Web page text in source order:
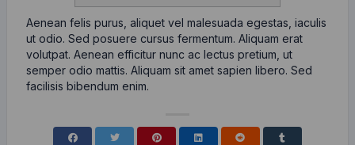
Aenean felis purus, aliquet vel malesuada egestas, iaculis
ut odio. Sed posuere cursus fermentum. Aliquam erat
volutpat. Aenean efficitur nunc ac lectus pretium, ut
semper odio mattis. Aliquam sit amet sapien libero. Sed
facilisis bibendum enim.